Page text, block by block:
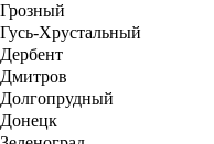
Грозный
Гусь-Хрустальный
Дербент
Дмитров
Долгопрудный
Донецк